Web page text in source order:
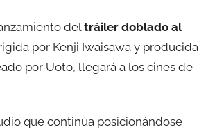
deltráiler doblado al
por Kenji Iwaisawa y producida
por Uoto, llegará a los cines de
que continúa posicionándose